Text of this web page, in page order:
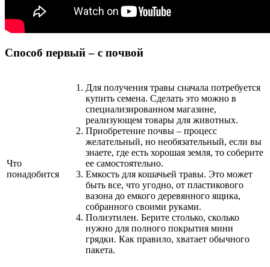
Способ первый – с почвой
Что
понадобится
Для получения травы сначала потребуется
купить семена. Сделать это можно в
специализированном магазине,
реализующем товары для животных.
Приобретение почвы – процесс
желательный, но необязательный, если вы
знаете, где есть хорошая земля, то соберите
ее самостоятельно.
Емкость для кошачьей травы. Это может
быть все, что угодно, от пластикового
вазона до емкого деревянного ящика,
собранного своими руками.
Полиэтилен. Берите столько, сколько
нужно для полного покрытия мини
грядки. Как правило, хватает обычного
пакета.